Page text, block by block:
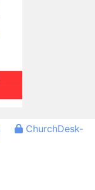
ChurchDesk-